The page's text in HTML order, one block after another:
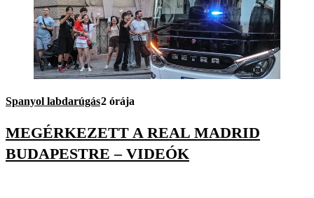
Spanyol labdarúgás2 órája
MEGÉRKEZETT A REAL MADRID
BUDAPESTRE – VIDEÓK